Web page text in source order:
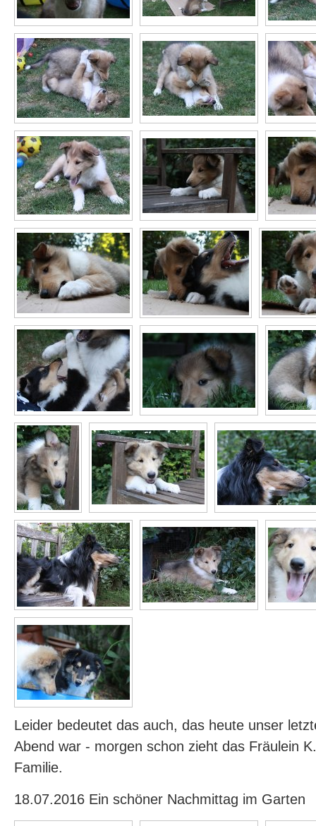
Leider bedeutet das auch, das heute unser
Abend war - morgen schon zieht das Fräulein
Familie.
18.07.2016 Ein schöner Nachmittag im Garten